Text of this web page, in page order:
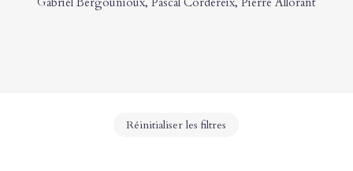
Réinitialiser les filtres